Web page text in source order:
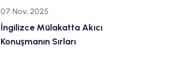
07 Nov, 2025
İngilizce Mülakatta Akıcı
Konuşmanın Sırları